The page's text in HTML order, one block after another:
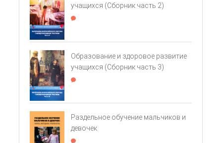
учащихся (Сборник часть 2)
Образование и здоровое развитие
учащихся (Сборник часть 3)
Раздельное обучение мальчиков и
девочек